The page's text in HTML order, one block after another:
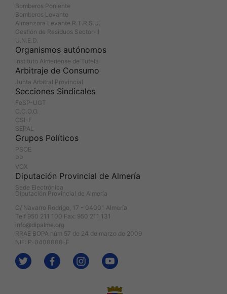
Bomberos Poniente
Bomberos Levante
Almanzora Levante R.T.R.S.U.
Gestión de Residuos Sector-II
U.N.E.D.
Organismos autónomos
Instituto Almeriense de Tutela
Arbitraje de Consumo
Junta Arbitral Provincial
Secciones Sindicales
FeSP-UGT
C.C.O.O.
CSI-F
SEPAL
Grupos Políticos
PSOE
PP
VOX
Diputación Provincial de Almería
Sede Electrónica
Diputación Provincial de Almería
C/ Navarro Rodrigo, 17 - 04001 Almería
Telf 950 211 100 Fax: 950 211 131
info@dipalme.org
RRAE BOPA núm 57 de 24 de marzo de 2009
NIF: P-0400000-F